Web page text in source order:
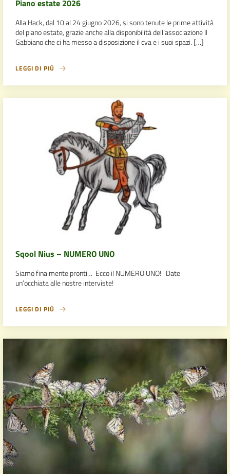
Piano estate 2026
Alla Hack, dal 10 al 24 giugno 2026, si sono tenute le prime attività
del piano estate, grazie anche alla disponibilità dell’associazione Il
Gabbiano che ci ha messo a disposizione il cva e i suoi spazi. […]
LEGGI DI PIÙ
Sqool Nius – NUMERO UNO
Siamo finalmente pronti… Ecco il NUMERO UNO! Date
un’occhiata alle nostre interviste!
LEGGI DI PIÙ